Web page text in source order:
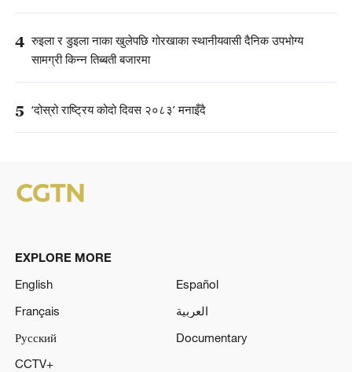
4 रुइला र डुइला नाका खुलेपछि गोरखाका स्थानीयवासी दैनिक उपभोग्य
सामग्री किन्न तिब्बती बजारमा
5 ‘दोस्रो राष्ट्रिय कोदो दिवस २०८३’ मनाइँदै
EXPLORE MORE
English
Español
Français
العربية
Русский
Documentary
CCTV+